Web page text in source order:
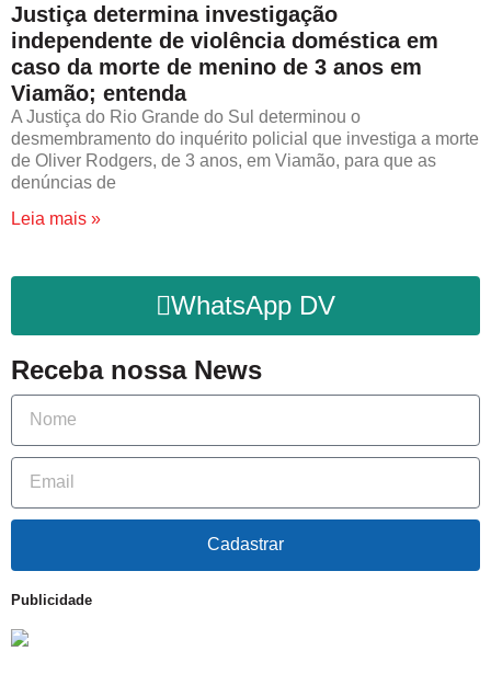
Justiça determina investigação
independente de violência doméstica em
caso da morte de menino de 3 anos em
Viamão; entenda
A Justiça do Rio Grande do Sul determinou o
desmembramento do inquérito policial que investiga a morte
de Oliver Rodgers, de 3 anos, em Viamão, para que as
denúncias de
Leia mais »
WhatsApp DV
Receba nossa News
Cadastrar
Publicidade